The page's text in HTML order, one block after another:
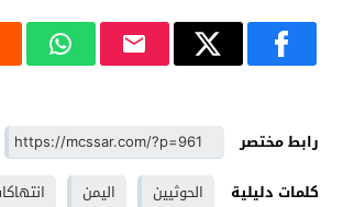
رابط مختصر
كلمات دليلية
الحوثيين اليمن